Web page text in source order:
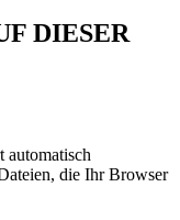
DIESER
automatisch
die Ihr Browser